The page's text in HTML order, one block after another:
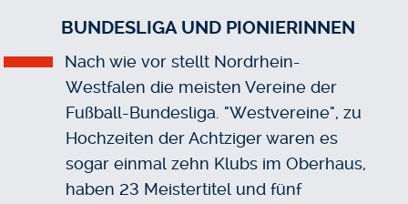
BUNDESLIGA UND PIONIERINNEN
Nach wie vor stellt Nordrhein-
Westfalen die meisten Vereine der
Fußball-Bundesliga. "Westvereine", zu
Hochzeiten der Achtziger waren es
sogar einmal zehn Klubs im Oberhaus,
haben 23 Meistertitel und fünf